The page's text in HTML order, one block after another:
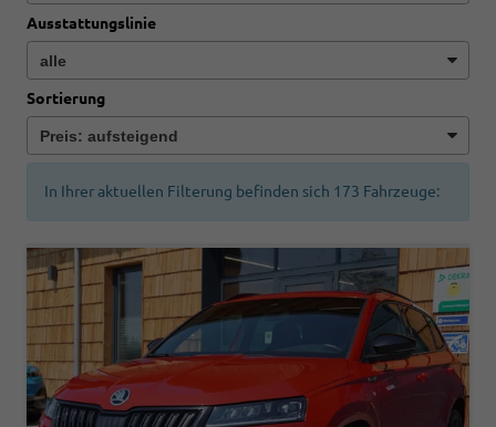
Ausstattungslinie
Sortierung
In Ihrer aktuellen Filterung befinden sich 173 Fahrzeuge: